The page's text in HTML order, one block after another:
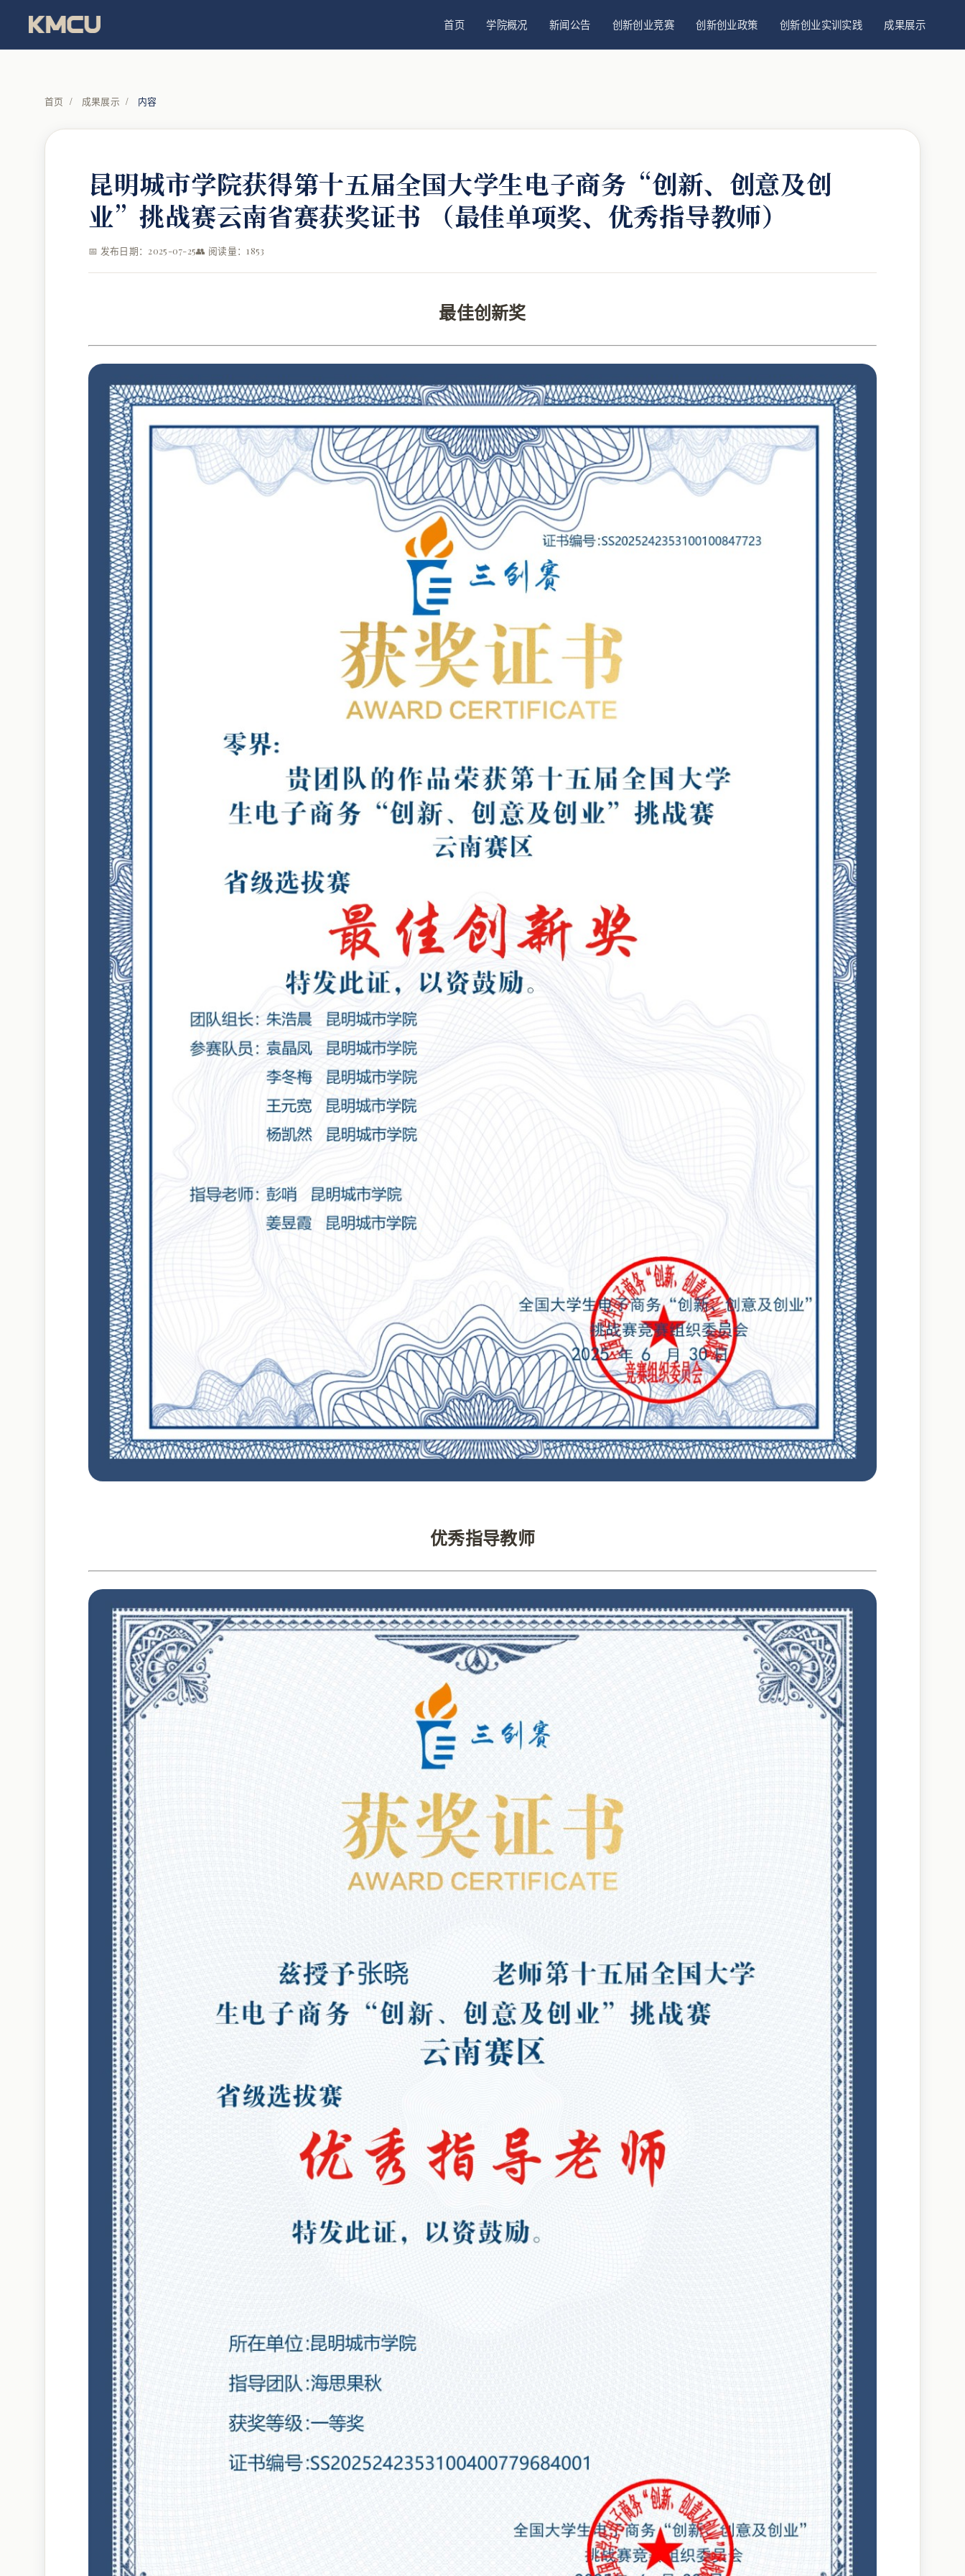
首页 学院概况 新闻公告 创新创业竞赛 创新创业政策 创新创业实训实践 成果展示
首页 / 成果展示 / 内容
昆明城市学院获得第十五届全国大学生电子商务“创新、创意及创
业”挑战赛云南省赛获奖证书 （最佳单项奖、优秀指导教师）
📅 发布日期：2025-07-25👥 阅读量：1853
最佳创新奖
优秀指导教师